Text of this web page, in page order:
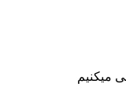
میکنیم